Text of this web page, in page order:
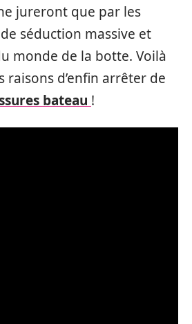
jureront que par les
séduction massive et
monde de la botte. Voilà
raisons d’enfin arrêter de
bateau !